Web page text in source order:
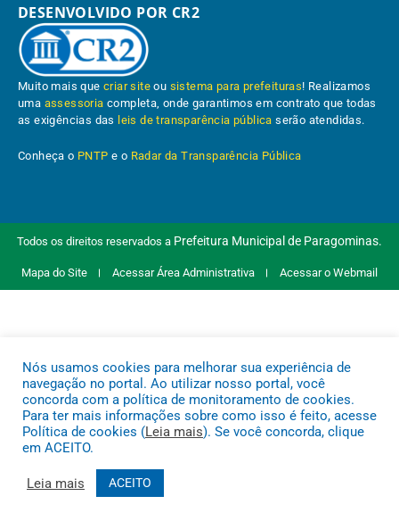
DESENVOLVIDO POR CR2
Muito mais quecriar site ou sistema para prefeituras! Realizamos
uma assessoria completa, onde garantimos em contrato que todas
as exigências das leis de transparência pública serão atendidas.
Conheça o PNTP e o Radar da Transparência Pública
Todos os direitos reservados a Prefeitura Municipal de Paragominas.
Mapa do Site Acessar Área Administrativa Acessar o Webmail
Nós usamos cookies para melhorar sua experiência de
navegação no portal. Ao utilizar nosso portal, você
concorda com a política de monitoramento de cookies.
Para ter mais informações sobre como isso é feito, acesse
Política de cookies (Leia mais). Se você concorda, clique
em ACEITO.
Leia mais ACEITO